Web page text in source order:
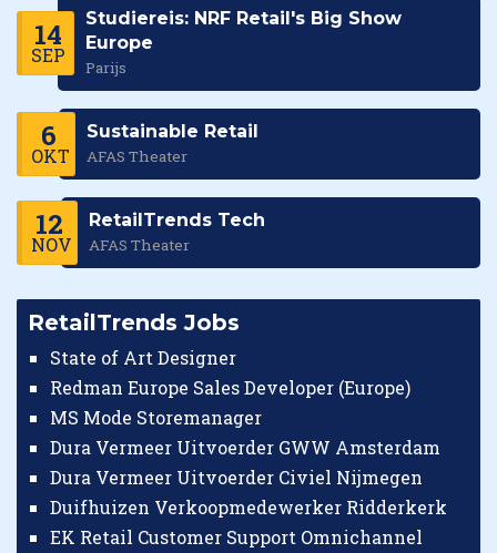
14
SEP
Studiereis: NRF Retail's Big Show
Europe
Parijs
6
OKT
Sustainable Retail
AFAS Theater
12
NOV
RetailTrends Tech
AFAS Theater
RetailTrends Jobs
State of Art Designer
Redman Europe Sales Developer (Europe)
MS Mode Storemanager
Dura Vermeer Uitvoerder GWW Amsterdam
Dura Vermeer Uitvoerder Civiel Nijmegen
Duifhuizen Verkoopmedewerker Ridderkerk
EK Retail Customer Support Omnichannel